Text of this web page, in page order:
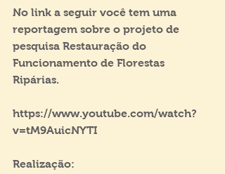
No link a seguir você tem uma
reportagem sobre o projeto de
pesquisa Restauração do
Funcionamento de Florestas
Ripárias.
https://www.youtube.com/watch?
v=tM9AuicNYTI
Realização: